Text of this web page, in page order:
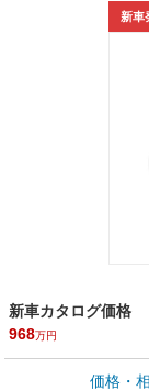
新車
新車カタログ価格
968万円
車買取価格 *価格・